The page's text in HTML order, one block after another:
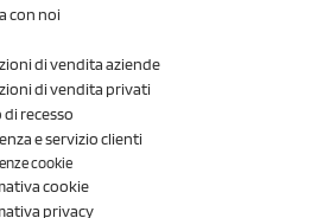
con noi
di vendita aziende
di vendita privati
recesso
e servizio clienti
cookie
cookie
privacy